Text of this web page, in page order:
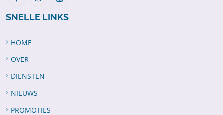
SNELLE LINKS
HOME
OVER
DIENSTEN
NIEUWS
PROMOTIES